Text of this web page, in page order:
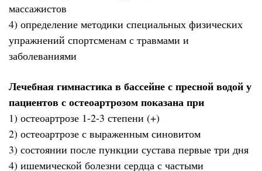
массажистов
4) определение методики специальных физических
упражнений спортсменам с травмами и
заболеваниями
Лечебная гимнастика в бассейне с пресной водой у
пациентов с остеоартрозом показана при
1) остеоартрозе 1-2-3 степени (+)
2) остеоартрозе с выраженным синовитом
3) состоянии после пункции сустава первые три дня
4) ишемической болезни сердца с частыми